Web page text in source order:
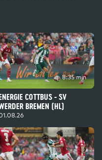
8:35 min
COTTBUS - SV
BREMEN (HL)